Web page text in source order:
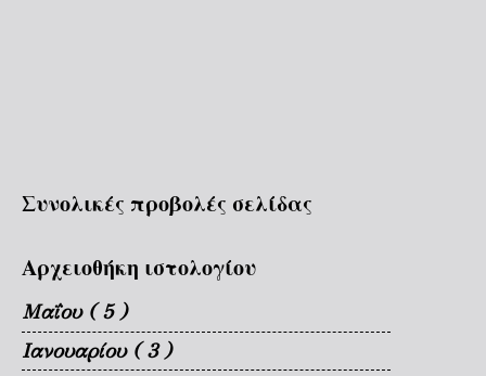
Συνολικές προβολές σελίδας
Αρχειοθήκη ιστολογίου
Μαΐου ( 5 )
Ιανουαρίου ( 3 )